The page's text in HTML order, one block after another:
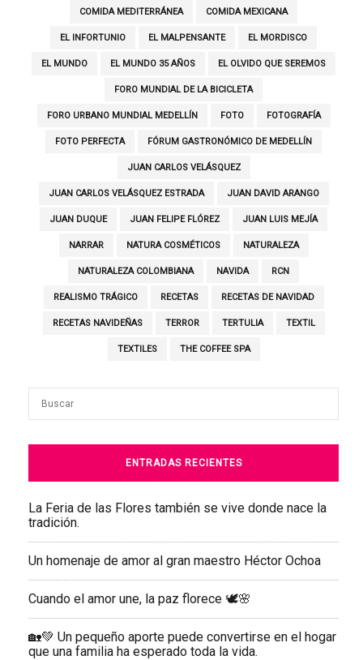
COMIDA MEDITERRÁNEA COMIDA MEXICANA
EL INFORTUNIO EL MALPENSANTE EL MORDISCO
EL MUNDO EL MUNDO 35 AÑOS EL OLVIDO QUE SEREMOS
FORO MUNDIAL DE LA BICICLETA
FORO URBANO MUNDIAL MEDELLÍN FOTO FOTOGRAFÍA
FOTO PERFECTA FÓRUM GASTRONÓMICO DE MEDELLÍN
JUAN CARLOS VELÁSQUEZ
JUAN CARLOS VELÁSQUEZ ESTRADA JUAN DAVID ARANGO
JUAN DUQUE JUAN FELIPE FLÓREZ JUAN LUIS MEJÍA
NARRAR NATURA COSMÉTICOS NATURALEZA
NATURALEZA COLOMBIANA NAVIDA RCN
REALISMO TRÁGICO RECETAS RECETAS DE NAVIDAD
RECETAS NAVIDEÑAS TERROR TERTULIA TEXTIL
TEXTILES THE COFFEE SPA
ENTRADAS RECIENTES
La Feria de las Flores también se vive donde nace la
tradición.
Un homenaje de amor al gran maestro Héctor Ochoa
Cuando el amor une, la paz florece 🕊️🌸
🏡💚 Un pequeño aporte puede convertirse en el hogar
que una familia ha esperado toda la vida.